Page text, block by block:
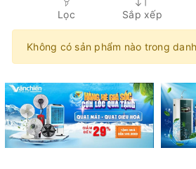
Lọc Sắp xếp
Không có sản phẩm nào trong